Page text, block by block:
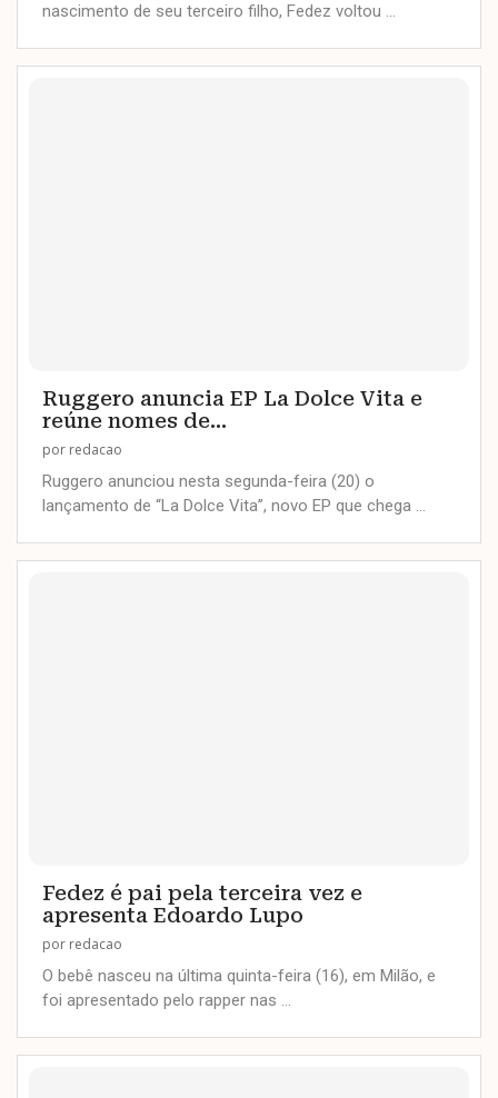
nascimento de seu terceiro filho, Fedez voltou …
Ruggero anuncia EP La Dolce Vita e
reúne nomes de...
por redacao
Ruggero anunciou nesta segunda-feira (20) o
lançamento de “La Dolce Vita”, novo EP que chega …
Fedez é pai pela terceira vez e
apresenta Edoardo Lupo
por redacao
O bebê nasceu na última quinta-feira (16), em Milão, e
foi apresentado pelo rapper nas …